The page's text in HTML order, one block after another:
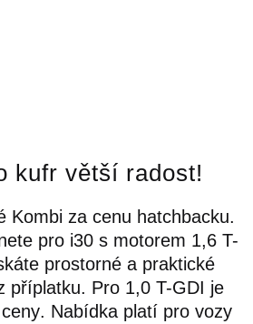
kufr větší radost!
Kombi za cenu hatchbacku.
pro i30 s motorem 1,6 T-
prostorné a praktické
příplatku. Pro 1,0 T-GDI je
. Nabídka platí pro vozy